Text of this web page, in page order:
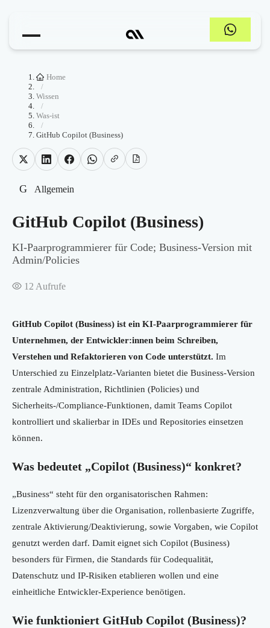
Home
/
Wissen
/
Was-ist
/
GitHub Copilot (Business)
G Allgemein
GitHub Copilot (Business)
KI-Paarprogrammierer für Code; Business-Version mit
Admin/Policies
12 Aufrufe
GitHub Copilot (Business) ist ein KI‑Paarprogrammierer für
Unternehmen, der Entwickler:innen beim Schreiben,
Verstehen und Refaktorieren von Code unterstützt. Im
Unterschied zu Einzelplatz-Varianten bietet die Business-Version
zentrale Administration, Richtlinien (Policies) und
Sicherheits-/Compliance-Funktionen, damit Teams Copilot
kontrolliert und skalierbar in IDEs und Repositories einsetzen
können.
Was bedeutet „Copilot (Business)“ konkret?
„Business“ steht für den organisatorischen Rahmen:
Lizenzverwaltung über die Organisation, rollenbasierte Zugriffe,
zentrale Aktivierung/Deaktivierung, sowie Vorgaben, wie Copilot
genutzt werden darf. Damit eignet sich Copilot (Business)
besonders für Firmen, die Standards für Codequalität,
Datenschutz und IP-Risiken etablieren wollen und eine
einheitliche Entwickler-Experience benötigen.
Wie funktioniert GitHub Copilot (Business)?